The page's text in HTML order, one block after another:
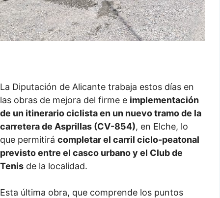
La Diputación de Alicante trabaja estos días en
las obras de mejora del firme e implementación
de un itinerario ciclista en un nuevo tramo de la
carretera de Asprillas (CV-854), en Elche, lo
que permitirá completar el carril ciclo-peatonal
previsto entre el casco urbano y el Club de
Tenis de la localidad.
Esta última obra, que comprende los puntos